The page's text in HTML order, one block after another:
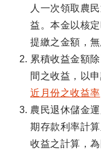
人一次領取農
益。本金以核
提繳之金額，無
累積收益金額
間之收益，以申
近月份之收益率
農民退休儲金
期存款利率計
收益之計算，